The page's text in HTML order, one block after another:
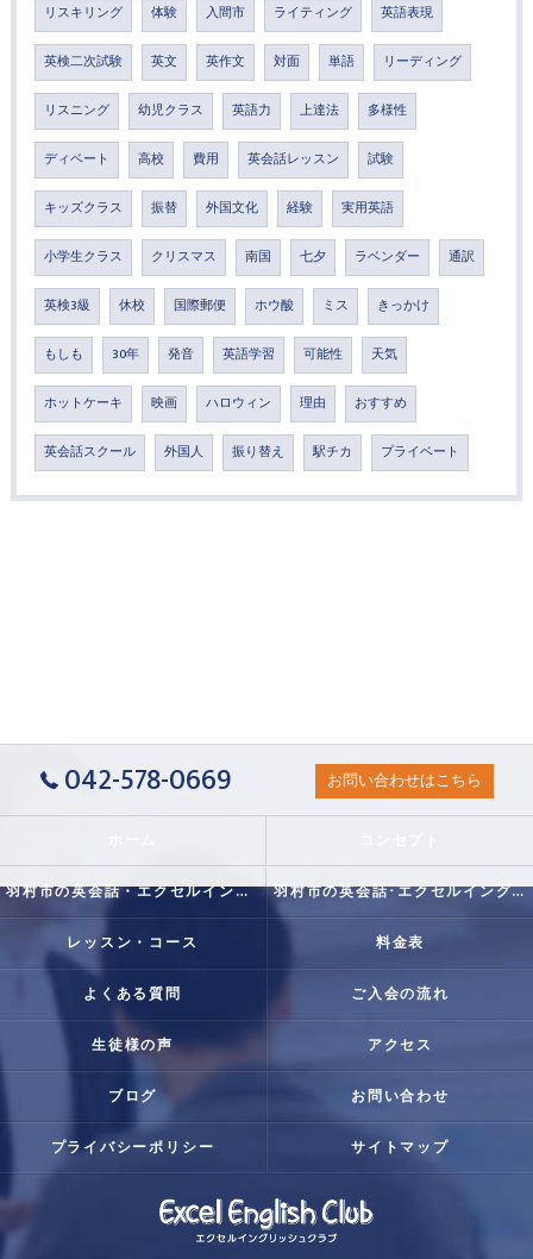
リスキリング 体験 入間市 ライティング 英語表現
英検二次試験 英文 英作文 対面 単語 リーディング
リスニング 幼児クラス 英語力 上達法 多様性
ディベート 高校 費用 英会話レッスン 試験
キッズクラス 振替 外国文化 経験 実用英語
小学生クラス クリスマス 南国 七夕 ラベンダー 通訳
英検3級 休校 国際郵便 ホウ酸 ミス きっかけ
もしも 30年 発音 英語学習 可能性 天気
ホットケーキ 映画 ハロウィン 理由 おすすめ
英会話スクール 外国人 振り替え 駅チカ プライベート
042-578-0669 お問い合わせはこちら
羽村市の英会話・エクセルイングリッシュクラブの口コミ情報 羽村市の英会話･エクセルイングリッシュクラブの評判
レッスン・コース 料金表
よくある質問 ご入会の流れ
生徒様の声 アクセス
ブログ お問い合わせ
プライバシーポリシー サイトマップ